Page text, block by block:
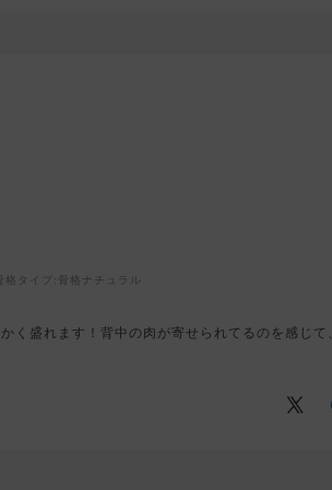
骨格タイプ: 骨格ナチュラル
く盛れます！背中の肉が寄せられてるのを感じ